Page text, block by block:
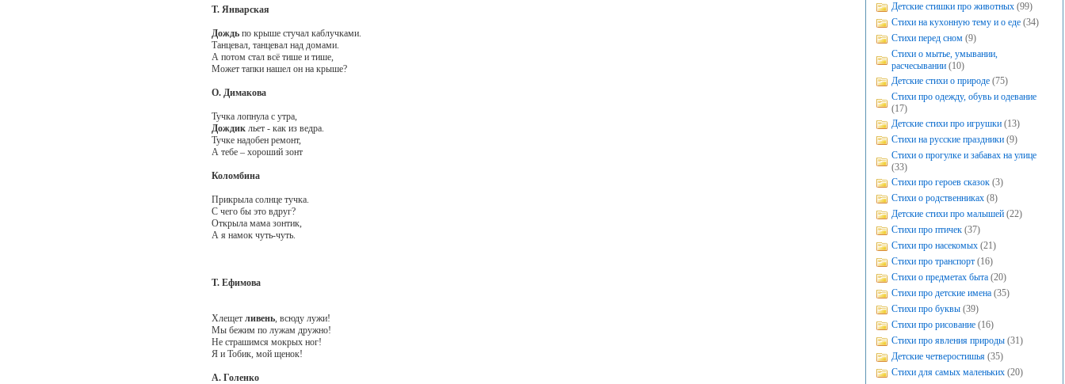
Т. Январская
Дождь по крыше стучал каблучками.
Танцевал, танцевал над домами.
А потом стал всё тише и тише,
Может тапки нашел он на крыше?
О. Димакова
Тучка лопнула с утра,
Дождик льет - как из ведра.
Тучке надобен ремонт,
А тебе – хороший зонт
Коломбина
Прикрыла солнце тучка.
С чего бы это вдруг?
Открыла мама зонтик,
А я намок чуть-чуть.
Т. Ефимова
Хлещетливень, всюду лужи!
Мы бежим по лужам дружно!
Не страшимся мокрых ног!
Я и Тобик, мой щенок!
А. Голенко
Детские стишки про животных (99)
Стихи на кухонную тему и о еде (34)
Стихи перед сном (9)
Стихи о мытье, умывании,
расчесывании (10)
Детские стихи о природе (75)
Стихи про одежду, обувь и одевание
(17)
Детские стихи про игрушки (13)
Стихи на русские праздники (9)
Стихи о прогулке и забавах на улице
(33)
Стихи про героев сказок (3)
Стихи о родственниках (8)
Детские стихи про малышей (22)
Стихи про птичек (37)
Стихи про насекомых (21)
Стихи про транспорт (16)
Стихи о предметах быта (20)
Стихи про детские имена (35)
Стихи про буквы (39)
Стихи про рисование (16)
Стихи про явления природы (31)
Детские четверостишья (35)
Стихи для самых маленьких (20)